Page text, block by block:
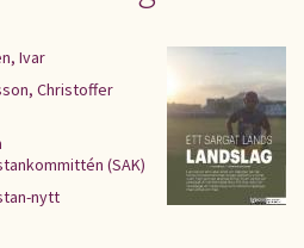
Ivar
Christoffer
(SAK)
nytt